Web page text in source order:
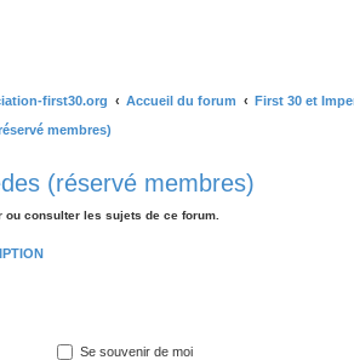
first30.org Accueil du forum
First 30 et
membres)
(réservé membres)
ou consulter les sujets de ce forum.
Se souvenir de moi